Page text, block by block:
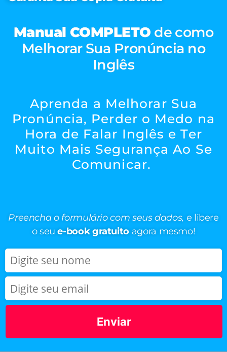
Manual COMPLETO de como
Melhorar Sua Pronúncia no
Inglês
Aprenda a Melhorar Sua
Pronúncia, Perder o Medo na
Hora de Falar Inglês e Ter
Muito Mais Segurança Ao Se
Comunicar.
Preencha o formulário com seus dados, e libere
o seue-book gratuito agora mesmo!
Enviar